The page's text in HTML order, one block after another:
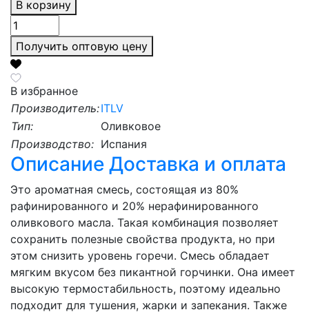
В корзину
Получить оптовую цену
В избранное
Производитель:ITLV
Тип:
Оливковое
Производство: Испания
Описание Доставка и оплата
Это ароматная смесь, состоящая из 80%
рафинированного и 20% нерафинированного
оливкового масла. Такая комбинация позволяет
сохранить полезные свойства продукта, но при
этом снизить уровень горечи. Смесь обладает
мягким вкусом без пикантной горчинки. Она имеет
высокую термостабильность, поэтому идеально
подходит для тушения, жарки и запекания. Также